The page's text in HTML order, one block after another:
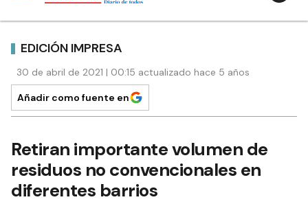
EDICIÓN IMPRESA
30 de abril de 2021 | 00:15 actualizado hace 5 años
Añadir como fuente en
Retiran importante volumen de
residuos no convencionales en
diferentes barrios